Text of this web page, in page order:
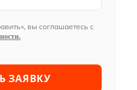
вы соглашаетесь с